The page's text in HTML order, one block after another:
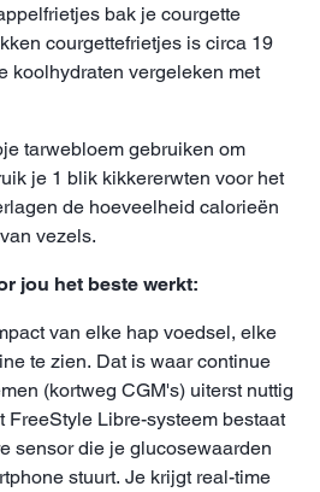
bak je courgette
courgettefrietjes is circa 19
koolhydraten vergeleken met
tarwebloem gebruiken om
je 1 blik kikkererwten voor het
de hoeveelheid calorieën
vezels.
jou het beste werkt:
van elke hap voedsel, elke
te zien. Dat is waar continue
(kortweg CGM's) uiterst nuttig
FreeStyle Libre-systeem bestaat
sensor die je glucosewaarden
stuurt. Je krijgt real-time